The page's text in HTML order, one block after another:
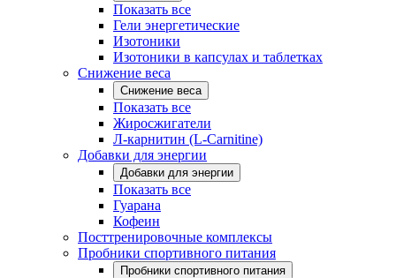
Показать все
Гели энергетические
Изотоники
Изотоники в капсулах и таблетках
Снижение веса
Снижение веса
Показать все
Жиросжигатели
Л-карнитин (L-Carnitine)
Добавки для энергии
Добавки для энергии
Показать все
Гуарана
Кофеин
Посттренировочные комплексы
Пробники спортивного питания
Пробники спортивного питания